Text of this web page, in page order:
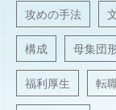
攻めの手法
構成 母集団
福利厚生 転